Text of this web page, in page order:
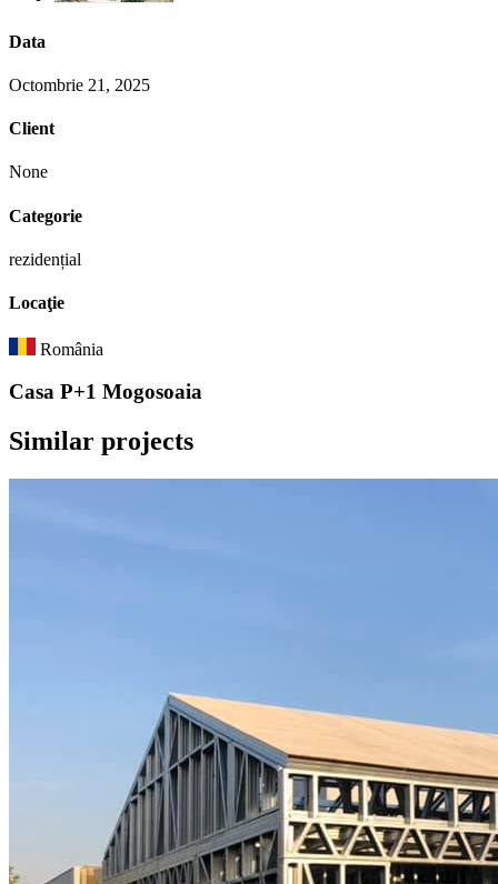
Data
Octombrie 21, 2025
Client
None
Categorie
rezidențial
Locaţie
România
Casa P+1 Mogosoaia
Similar projects